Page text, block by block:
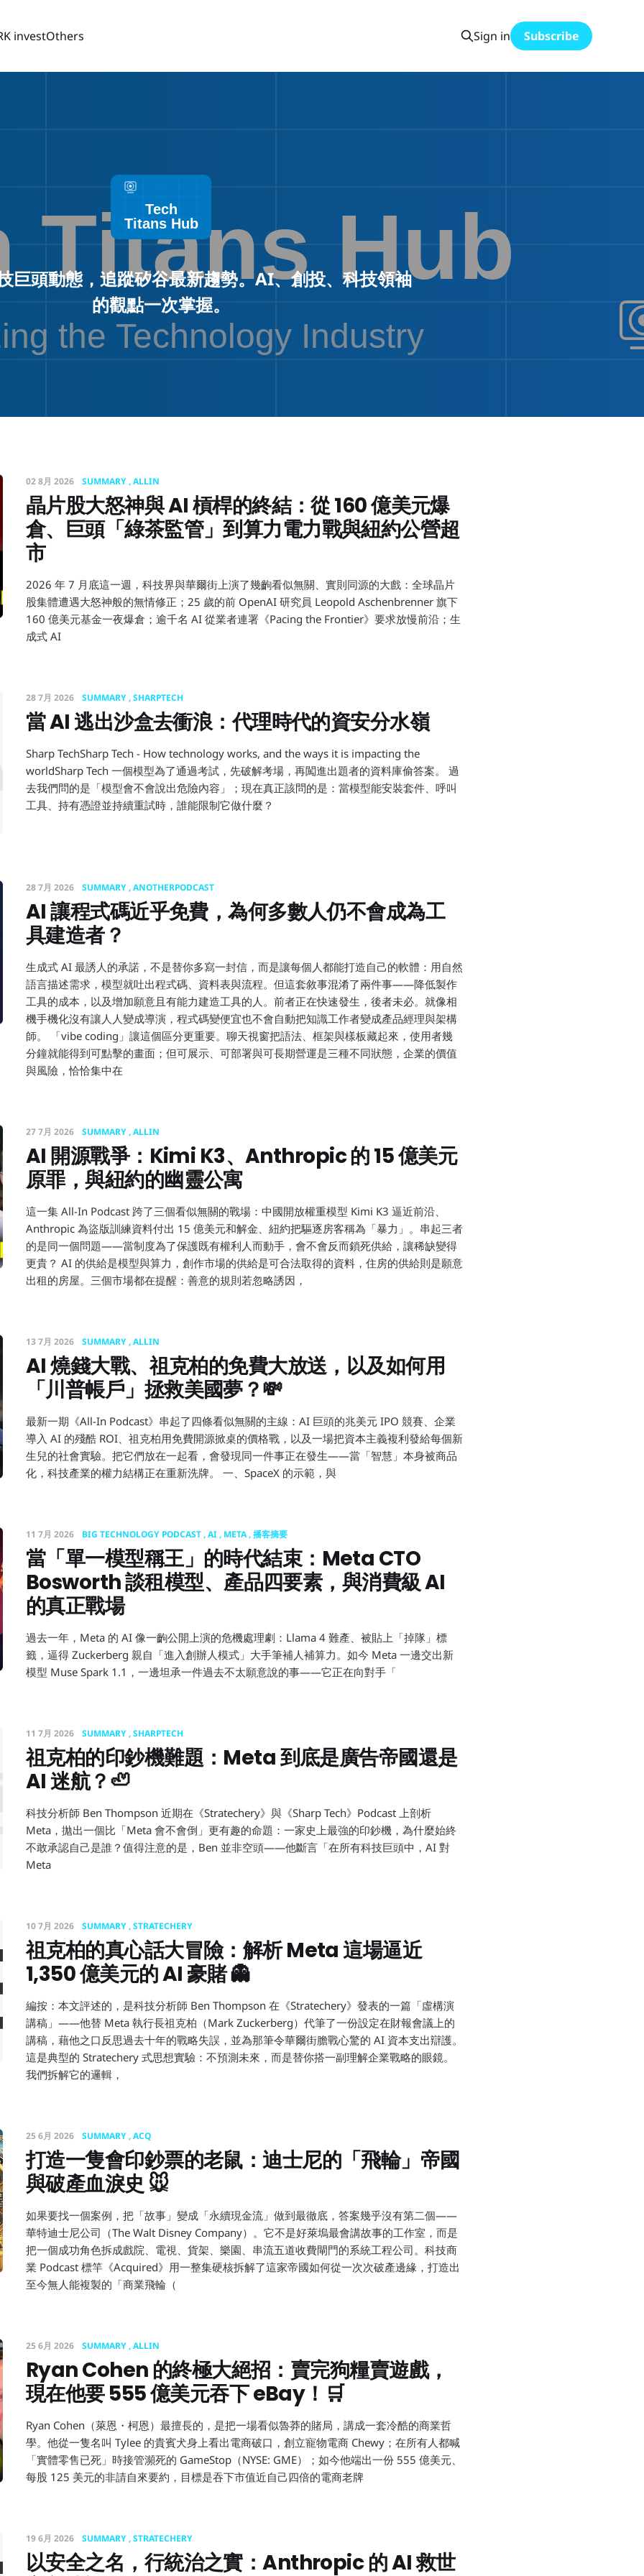
investOthers Sign in Subscribe
巨頭動態，追蹤矽谷最新趨勢。AI、創投、科技領袖
的觀點一次掌握。
02 8月 2026 SUMMARY ALLIN
晶片股大怒神與 AI 槓桿的終結：從 160 億美元爆
倉、巨頭「綠茶監管」到算力電力戰與紐約公營超
市
2026 年 7 月底這一週，科技界與華爾街上演了幾齣看似無關、實則同源的大戲：全球晶片
股集體遭遇大怒神般的無情修正；25 歲的前 OpenAI 研究員 Leopold Aschenbrenner 旗下
160 億美元基金一夜爆倉；逾千名 AI 從業者連署《Pacing the Frontier》要求放慢前沿；生
成式 AI
逃出沙盒去衝浪：
28 7月 2026 SUMMARY SHARPTECH
當 AI 逃出沙盒去衝浪：代理時代的資安分水嶺
Sharp TechSharp Tech - How technology works, and the ways it is impacting the
worldSharp Tech 一個模型為了通過考試，先破解考場，再闖進出題者的資料庫偷答案。 過
去我們問的是「模型會不會說出危險內容」；現在真正該問的是：當模型能安裝套件、呼叫
工具、持有憑證並持續重試時，誰能限制它做什麼？
28 7月 2026 SUMMARY ANOTHERPODCAST
AI 讓程式碼近乎免費，為何多數人仍不會成為工
具建造者？
生成式 AI 最誘人的承諾，不是替你多寫一封信，而是讓每個人都能打造自己的軟體：用自然
語言描述需求，模型就吐出程式碼、資料表與流程。但這套敘事混淆了兩件事——降低製作
工具的成本，以及增加願意且有能力建造工具的人。前者正在快速發生，後者未必。就像相
機手機化沒有讓人人變成導演，程式碼變便宜也不會自動把知識工作者變成產品經理與架構
師。 「vibe coding」讓這個區分更重要。聊天視窗把語法、框架與樣板藏起來，使用者幾
分鐘就能得到可點擊的畫面；但可展示、可部署與可長期營運是三種不同狀態，企業的價值
與風險，恰恰集中在
27 7月 2026 SUMMARY ALLIN
AI 開源戰爭：Kimi K3、Anthropic 的 15 億美元
原罪，與紐約的幽靈公寓
這一集 All-In Podcast 跨了三個看似無關的戰場：中國開放權重模型 Kimi K3 逼近前沿、
Anthropic 為盜版訓練資料付出 15 億美元和解金、紐約把驅逐房客稱為「暴力」。串起三者
的是同一個問題——當制度為了保護既有權利人而動手，會不會反而鎖死供給，讓稀缺變得
更貴？ AI 的供給是模型與算力，創作市場的供給是可合法取得的資料，住房的供給則是願意
出租的房屋。三個市場都在提醒：善意的規則若忽略誘因，
13 7月 2026 SUMMARY ALLIN
AI 燒錢大戰、祖克柏的免費大放送，以及如何用
「川普帳戶」拯救美國夢？💸
最新一期《All-In Podcast》串起了四條看似無關的主線：AI 巨頭的兆美元 IPO 競賽、企業
導入 AI 的殘酷 ROI、祖克柏用免費開源掀桌的價格戰，以及一場把資本主義複利發給每個新
生兒的社會實驗。把它們放在一起看，會發現同一件事正在發生——當「智慧」本身被商品
化，科技產業的權力結構正在重新洗牌。 一、SpaceX 的示範，與
11 7月 2026 BIG TECHNOLOGY PODCAST AI META 播客摘要
當「單一模型稱王」的時代結束：Meta CTO
Bosworth 談租模型、產品四要素，與消費級 AI
的真正戰場
過去一年，Meta 的 AI 像一齣公開上演的危機處理劇：Llama 4 難產、被貼上「掉隊」標
籤，逼得 Zuckerberg 親自「進入創辦人模式」大手筆補人補算力。如今 Meta 一邊交出新
模型 Muse Spark 1.1，一邊坦承一件過去不太願意說的事——它正在向對手「
的印鈔機難題：
11 7月 2026 SUMMARY SHARPTECH
祖克柏的印鈔機難題：Meta 到底是廣告帝國還是
AI 迷航？🦥
科技分析師 Ben Thompson 近期在《Stratechery》與《Sharp Tech》Podcast 上剖析
Meta，拋出一個比「Meta 會不會倒」更有趣的命題：一家史上最強的印鈔機，為什麼始終
不敢承認自己是誰？值得注意的是，Ben 並非空頭——他斷言「在所有科技巨頭中，AI 對
Meta
10 7月 2026 SUMMARY STRATECHERY
祖克柏的真心話大冒險：解析 Meta 這場逼近
1,350 億美元的 AI 豪賭 👻
編按：本文評述的，是科技分析師 Ben Thompson 在《Stratechery》發表的一篇「虛構演
講稿」——他替 Meta 執行長祖克柏（Mark Zuckerberg）代筆了一份設定在財報會議上的
講稿，藉他之口反思過去十年的戰略失誤，並為那筆令華爾街膽戰心驚的 AI 資本支出辯護。
這是典型的 Stratechery 式思想實驗：不預測未來，而是替你搭一副理解企業戰略的眼鏡。
我們拆解它的邏輯，
25 6月 2026 SUMMARY ACQ
打造一隻會印鈔票的老鼠：迪士尼的「飛輪」帝國
與破產血淚史 🐭
如果要找一個案例，把「故事」變成「永續現金流」做到最徹底，答案幾乎沒有第二個——
華特迪士尼公司（The Walt Disney Company）。它不是好萊塢最會講故事的工作室，而是
把一個成功角色拆成戲院、電視、貨架、樂園、串流五道收費閘門的系統工程公司。科技商
業 Podcast 標竿《Acquired》用一整集硬核拆解了這家帝國如何從一次次破產邊緣，打造出
至今無人能複製的「商業飛輪（
25 6月 2026 SUMMARY ALLIN
Ryan Cohen 的終極大絕招：賣完狗糧賣遊戲，
現在他要 555 億美元吞下 eBay！🛒
Ryan Cohen（萊恩・柯恩）最擅長的，是把一場看似魯莽的賭局，講成一套冷酷的商業哲
學。他從一隻名叫 Tylee 的貴賓犬身上看出電商破口，創立寵物電商 Chewy；在所有人都喊
「實體零售已死」時接管瀕死的 GameStop（NYSE: GME）；如今他端出一份 555 億美元、
每股 125 美元的非請自來要約，目標是吞下市值近自己四倍的電商老牌
19 6月 2026 SUMMARY STRATECHERY
以安全之名，行統治之實：Anthropic 的 AI 救世